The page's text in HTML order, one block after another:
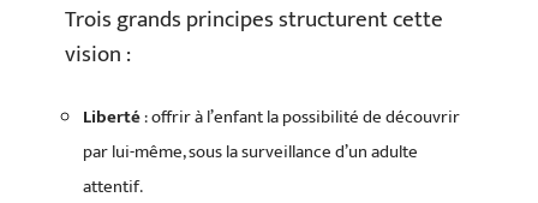
Trois grands principes structurent cette
vision :
Liberté: offrir à l’enfant la possibilité de découvrir
par lui-même, sous la surveillance d’un adulte
attentif.